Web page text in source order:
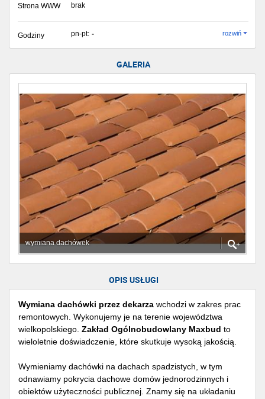
Strona WWW brak
Godziny pn-pt: - rozwiń
GALERIA
wymiana dachówek
OPIS USŁUGI
Wymiana dachówki przez dekarza wchodzi w zakres prac
remontowych. Wykonujemy je na terenie województwa
wielkopolskiego. Zakład Ogólnobudowlany Maxbud to
wieloletnie doświadczenie, które skutkuje wysoką jakością.
Wymieniamy dachówki na dachach spadzistych, w tym
odnawiamy pokrycia dachowe domów jednorodzinnych i
obiektów użyteczności publicznej. Znamy się na układaniu